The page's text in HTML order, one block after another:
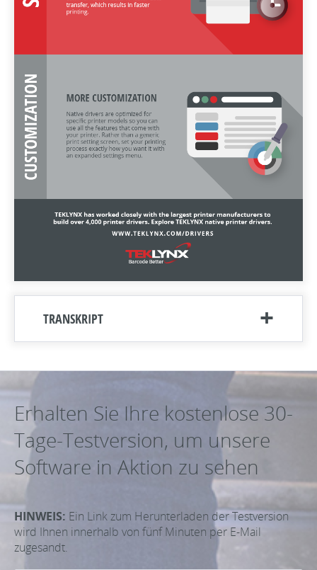
TRANSKRIPT
Erhalten Sie Ihre kostenlose 30-
Tage-Testversion, um unsere
Software in Aktion zu sehen
HINWEIS: Ein Link zum Herunterladen der Testversion
wird Ihnen innerhalb von fünf Minuten per E-Mail
zugesandt.